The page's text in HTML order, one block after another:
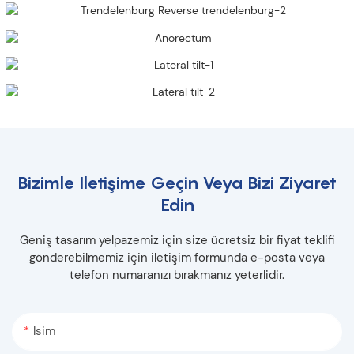
Bizimle Iletişime Geçin Veya Bizi Ziyaret
Edin
Geniş tasarım yelpazemiz için size ücretsiz bir fiyat teklifi
gönderebilmemiz için iletişim formunda e-posta veya
telefon numaranızı bırakmanız yeterlidir.
Isim